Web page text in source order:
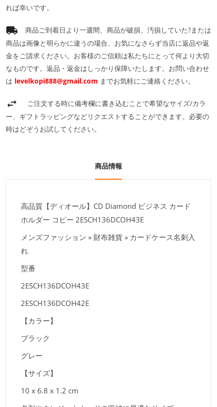
れば幸いです。
商品ご到着日より一週間、商品が破損、汚損していた?または
商品は画像と明らかに違うの場合、お気になさらず当店に返品や返
金をご請求ください。お客様のご信頼は私たちにとって何より大切
なものです。返品・返金はしっかり保障いたします。お問い合わせ
は levelkopi888@gmail.com までお気軽にご連絡ください。
ご注文する時に備考欄に書き込むことで希望なサイズ/カラ
ー、ギフトラッピングなどリクエストすることができます。必要の
時はどぞうお試してください。
商品情報
高品質【ディオール】CD Diamond ビジネス カード
ホルダー コピー 2ESCH136DCOH43E
メンズファッション » 財布雑貨 » カードケース名刺入
れ
型番
2ESCH136DCOH43E
2ESCH136DCOH42E
【カラー】
ブラック
グレー
【サイズ】
10 x 6.8 x 1.2 cm